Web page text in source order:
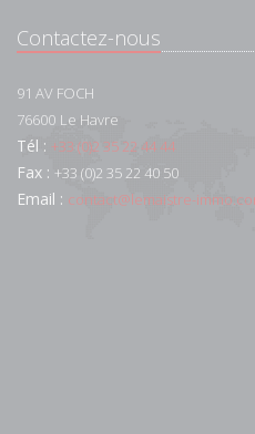
Contactez-nous
91 AV FOCH
76600 Le Havre
Tél : +33 (0)2 35 22 44 44
Fax : +33 (0)2 35 22 40 50
Email : contact@lemaistre-